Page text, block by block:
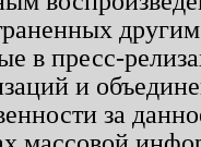
в пресс-
и
за